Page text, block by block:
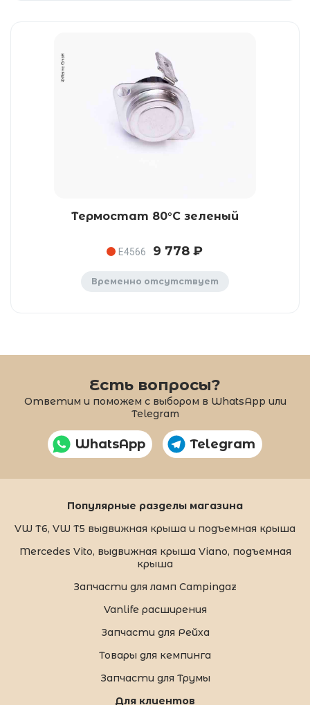
Термостат 80°C зеленый
E4566 9 778 ₽
Временно отсутствует
Есть вопросы?
Ответим и поможем с выбором в WhatsApp или
Telegram
WhatsApp Telegram
Популярные разделы магазина
VW T6, VW T5 выдвижная крыша и подъемная крыша
Mercedes Vito, выдвижная крыша Viano, подъемная
крыша
Запчасти для ламп Campingaz
Vanlife расширения
Запчасти для Рейха
Товары для кемпинга
Запчасти для Трумы
Для клиентов